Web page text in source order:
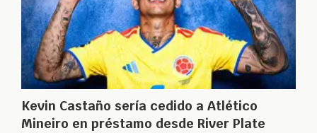
Kevin Castaño sería cedido a Atlético
Mineiro en préstamo desde River Plate